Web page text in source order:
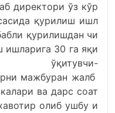
директори ўз кўр
қурилиш ишл
қурилишдан чи
ишларига 30 га яқи
ўқитувчи-
мажбуран жалб
ва дарс соат
олиб ушбу и